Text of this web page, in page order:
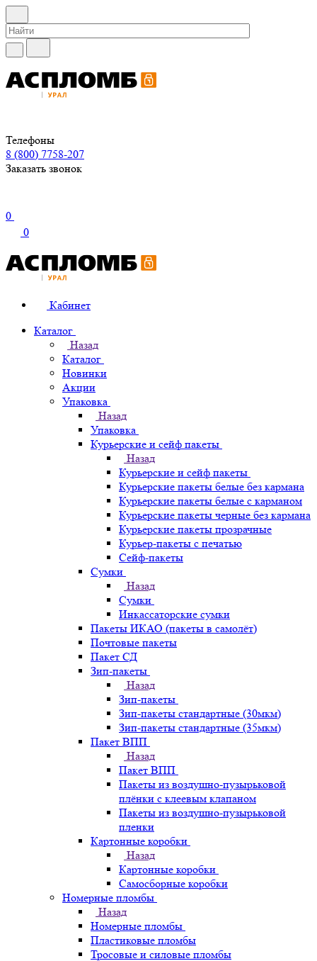
Телефоны
8 (800) 7758-207
Заказать звонок
0
0
Кабинет
Каталог
Назад
Каталог
Новинки
Акции
Упаковка
Назад
Упаковка
Курьерские и сейф пакеты
Назад
Курьерские и сейф пакеты
Курьерские пакеты белые без кармана
Курьерские пакеты белые с карманом
Курьерские пакеты черные без кармана
Курьерские пакеты прозрачные
Курьер-пакеты с печатью
Сейф-пакеты
Сумки
Назад
Сумки
Инкассаторские сумки
Пакеты ИКАО (пакеты в самолёт)
Почтовые пакеты
Пакет СД
Зип-пакеты
Назад
Зип-пакеты
Зип-пакеты стандартные (30мкм)
Зип-пакеты стандартные (35мкм)
Пакет ВПП
Назад
Пакет ВПП
Пакеты из воздушно-пузырьковой
плёнки с клеевым клапаном
Пакеты из воздушно-пузырьковой
пленки
Картонные коробки
Назад
Картонные коробки
Самосборные коробки
Номерные пломбы
Назад
Номерные пломбы
Пластиковые пломбы
Тросовые и силовые пломбы